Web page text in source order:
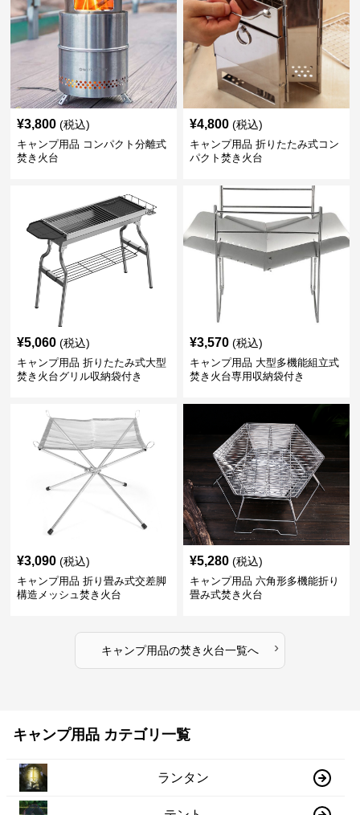
¥3,800 (税込)
キャンプ用品 コンパクト分離式
焚き火台
¥4,800 (税込)
キャンプ用品 折りたたみ式コン
パクト焚き火台
¥5,060 (税込)
キャンプ用品 折りたたみ式大型
焚き火台グリル収納袋付き
¥3,570 (税込)
キャンプ用品 大型多機能組立式
焚き火台専用収納袋付き
¥3,090 (税込)
キャンプ用品 折り畳み式交差脚
構造メッシュ焚き火台
¥5,280 (税込)
キャンプ用品 六角形多機能折り
畳み式焚き火台
キャンプ用品の焚き火台一覧へ ›
キャンプ用品 カテゴリ一覧
ランタン